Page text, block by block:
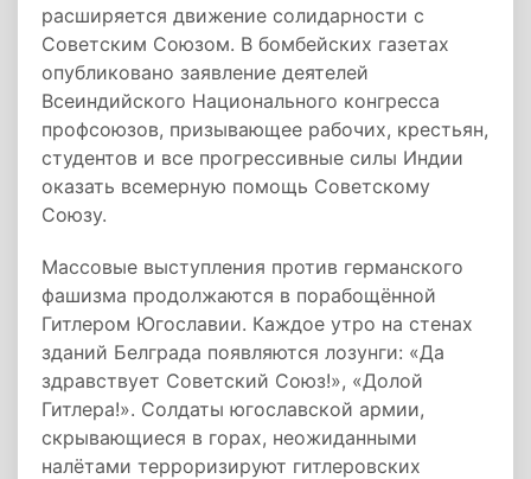
расширяется движение солидарности с
Советским Союзом. В бомбейских газетах
опубликовано заявление деятелей
Всеиндийского Национального конгресса
профсоюзов, призывающее рабочих, крестьян,
студентов и все прогрессивные силы Индии
оказать всемерную помощь Советскому
Союзу.
Массовые выступления против германского
фашизма продолжаются в порабощённой
Гитлером Югославии. Каждое утро на стенах
зданий Белграда появляются лозунги: «Да
здравствует Советский Союз!», «Долой
Гитлера!». Солдаты югославской армии,
скрывающиеся в горах, неожиданными
налётами терроризируют гитлеровских